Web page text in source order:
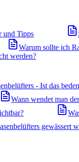
und Tipps
Warum sollte ich
werden?
- Ist das
Wann wendet man
gewässert